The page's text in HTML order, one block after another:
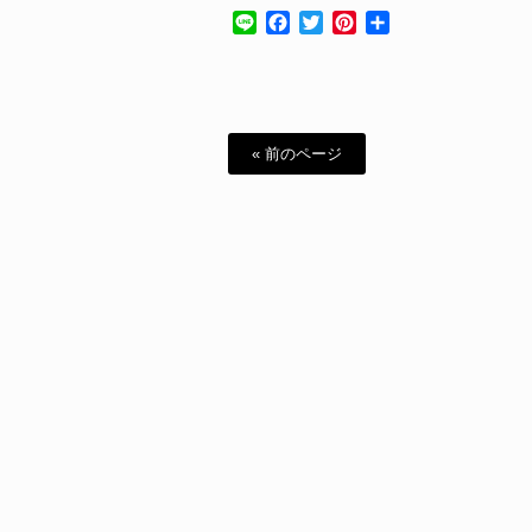
Line Facebook
TwitterPinterest
« 前のページ